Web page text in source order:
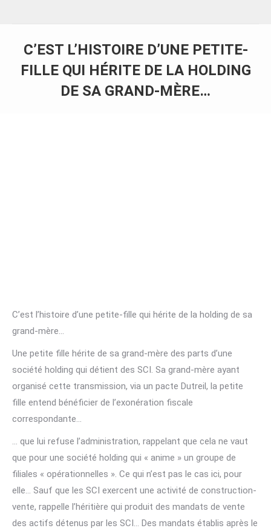
C’EST L’HISTOIRE D’UNE PETITE-
FILLE QUI HÉRITE DE LA HOLDING
DE SA GRAND-MÈRE…
C’est l’histoire d’une petite-fille qui hérite de la holding de sa
grand-mère…
Une petite fille hérite de sa grand-mère des parts d’une
société holding qui détient des SCI. Sa grand-mère ayant
organisé cette transmission, via un pacte Dutreil, la petite
fille entend bénéficier de l’exonération fiscale
correspondante…
… que lui refuse l’administration, rappelant que cela ne vaut
que pour une société holding qui « anime » un groupe de
filiales « opérationnelles ». Ce qui n’est pas le cas ici, pour
elle… Sauf que les SCI exercent une activité de construction-
vente, rappelle l’héritière qui produit des mandats de vente
des actifs détenus par les SCI… Des mandats établis après le